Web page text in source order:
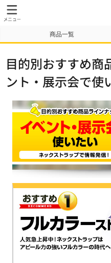
商品一覧
目的別おすすめ商
ント・展示会で使